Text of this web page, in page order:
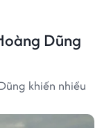
Dũng
khiến nhiều